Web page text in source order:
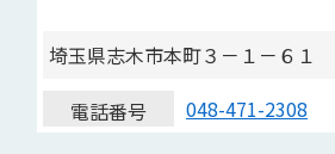
埼玉県志木市本町３－１－６１
電話番号
048-471-2308